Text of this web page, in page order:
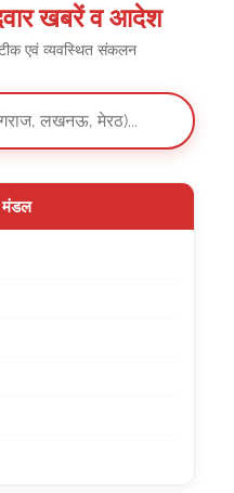
खबरें व आदेश
एवं व्यवस्थित संकलन